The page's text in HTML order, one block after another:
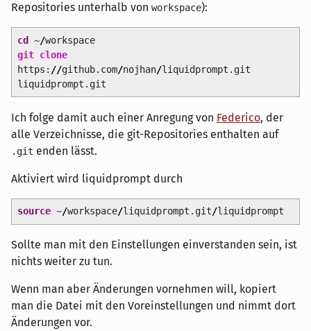
Repositories unterhalb von workspace):
cd ~/workspace
git clone
https: //github.com/nojhan/liquidprompt.git
liquidprompt.git
Ich folge damit auch einer Anregung von Federico, der
alle Verzeichnisse, die git-Repositories enthalten auf
.git enden lässt.
Aktiviert wird liquidprompt durch
source~/workspace/liquidprompt.git/liquidprompt
Sollte man mit den Einstellungen einverstanden sein, ist
nichts weiter zu tun.
Wenn man aber Änderungen vornehmen will, kopiert
man die Datei mit den Voreinstellungen und nimmt dort
Änderungen vor.